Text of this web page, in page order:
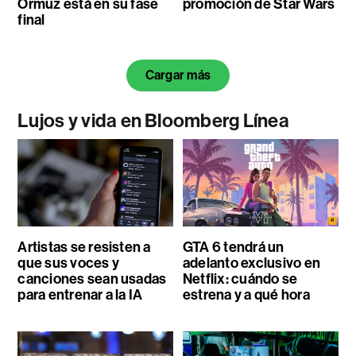
Ormuz está en su fase
final
promoción de Star Wars
Cargar más
Lujos y vida en Bloomberg Línea
Artistas se resisten a
que sus voces y
canciones sean usadas
para entrenar a la IA
GTA 6 tendrá un
adelanto exclusivo en
Netflix: cuándo se
estrena y a qué hora